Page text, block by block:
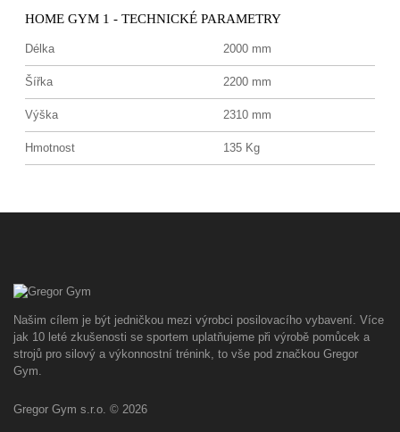
HOME GYM 1 - TECHNICKÉ PARAMETRY
Délka 2000 mm
Šířka 2200 mm
Výška 2310 mm
Hmotnost 135 Kg
Našim cílem je být jedničkou mezi výrobci posilovacího vybavení. Více
jak 10 leté zkušenosti se sportem uplatňujeme při výrobě pomůcek a
strojů pro silový a výkonnostní trénink, to vše pod značkou Gregor
Gym.
Gregor Gym s.r.o. © 2026